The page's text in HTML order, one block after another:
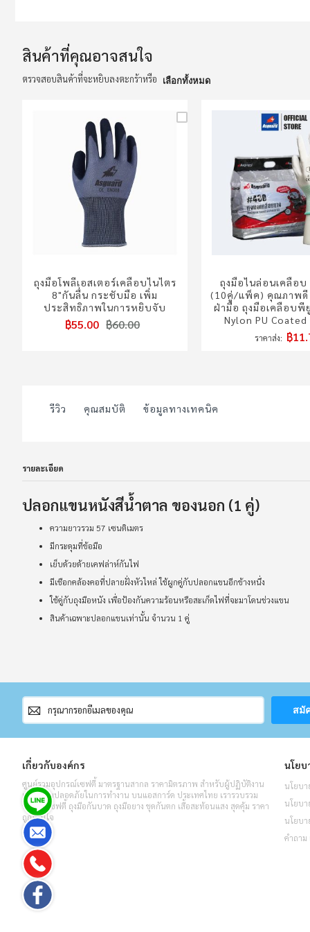
the
images
สินค้าที่คุณอาจสนใจ
ตรวจสอบสินค้าที่จะหยิบลงตะกร้าหรือ เลือกทั้งหมด
ถุงมือโพลีเอสเตอร์เคลือบไนไตร
8"กันลื่น กระชับมือ เพิ่ม
ประสิทธิภาพในการหยิบจับ
฿55.00 ฿60.00
ถุงมือไนล่อนเคลือบ
(10คู่/แพ็ค) คุณภาพดี
ฝ่ามือ ถุงมือเคลือบพี
Nylon PU Coated
ราคาส่ง ฿
รีวิว คุณสมบัติ ข้อมูลทางเทคนิค
รายละเอียด
ปลอกแขนหนังสีน้ำตาล ของนอก (1 คู่)
ความยาวรวม 57 เซนติเมตร
มีกระดุมที่ข้อมือ
เย็บด้วยด้ายเคฟล่าห์กันไฟ
มีเชือกคล้องคอที่ปลายฝั่งหัวไหล่ ใช้ผูกคู่กับปลอกแขนอีกข้างหนึ่ง
ใช้คู่กับถุงมือหนัง เพื่อป้องกันความร้อนหรือสะเก็ดไฟที่จะมาโดนช่วงแขน
สินค้าเฉพาะปลอกแขนเท่านั้น จำนวน 1 คู่
สมัคร
สมาชิก
จดหมาย
ข่าว
สมั
เกี่ยวกับองค์กร
ศูนย์รวมอุปกรณ์เซฟตี้ มาตรฐานสากล ราคามิตรภาพ สำหรับผู้ปฏิบัติงาน
เพื่อความปลอดภัยในการทำงาน บนแอสการ์ด ประเทศไทย เรารวบรวม
รองเท้าเซฟตี้ ถุงมือกันบาด ถุงมือยาง ชุดกันตก เสื้อสะท้อนแสง สุดคุ้ม ราคา
ถูกโดนใจ
นโยบ
นโยบ
นโยบ
นโยบ
คำถาม